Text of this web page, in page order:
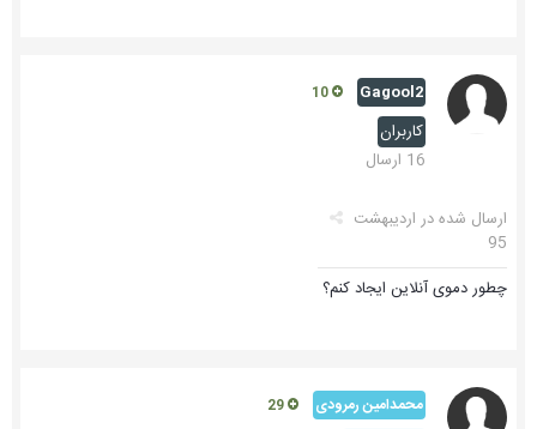
Gagool2
کاربران
16 ارسال
ارسال شده در اردیبهشت
95
چطور دموی آنلاین ایجاد کنم؟
محمدامین رمرودی